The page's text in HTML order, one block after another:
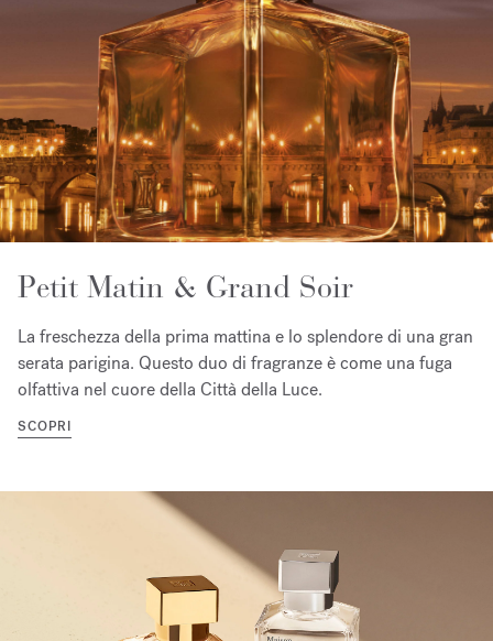
Petit Matin & Grand Soir
La freschezza della prima mattina e lo splendore di una gran
serata parigina. Questo duo di fragranze è come una fuga
olfattiva nel cuore della Città della Luce.
SCOPRI